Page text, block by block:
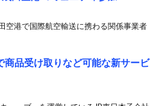
空港で国際航空輸送に携わる関係事業者
商品受け取りなど可能な新サービ